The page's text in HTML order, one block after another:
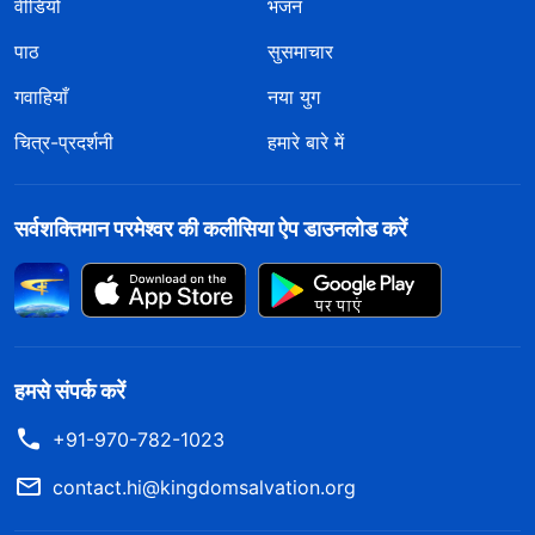
वीडियो
भजन
पाठ
सुसमाचार
गवाहियाँ
नया युग
चित्र-प्रदर्शनी
हमारे बारे में
सर्वशक्तिमान परमेश्वर की कलीसिया ऐप डाउनलोड करें
हमसे संपर्क करें
+91-970-782-1023
contact.hi@kingdomsalvation.org